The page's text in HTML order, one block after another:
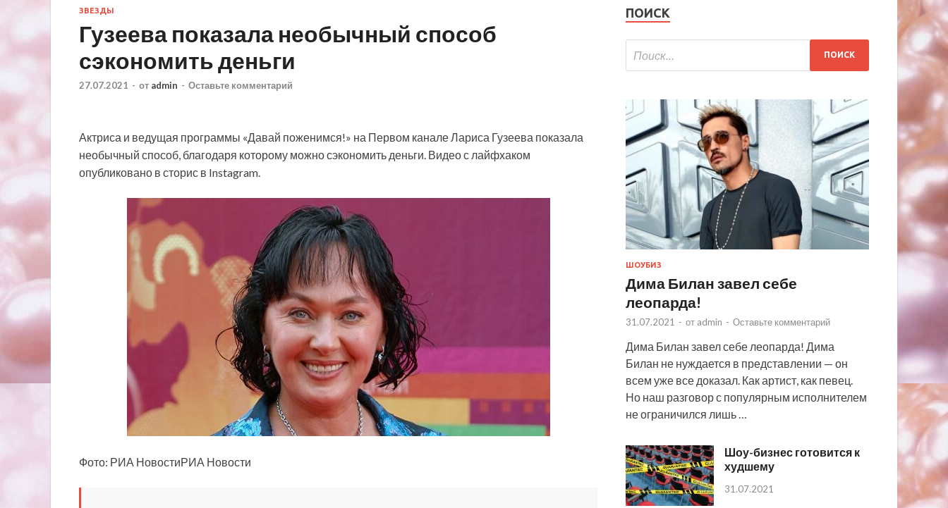
ЗВЕЗДЫ
Гузеева показала необычный способ
сэкономить деньги
27.07.2021 - от admin - Оставьте комментарий
Актриса и ведущая программы «Давай поженимся!» на Первом канале Лариса Гузеева показала
необычный способ, благодаря которому можно сэкономить деньги. Видео с лайфхаком
опубликовано в сторис в Instagram.
Фото: РИА НовостиРИА Новости
ПОИСК
ШОУБИЗ
Дима Билан завел себе
леопарда!
31.07.2021 - от admin - Оставьте комментарий
Дима Билан завел себе леопарда! Дима
Билан не нуждается в представлении — он
всем уже все доказал. Как артист, как певец.
Но наш разговор с популярным исполнителем
не ограничился лишь …
Шоу-бизнес готовится к
худшему
31.07.2021